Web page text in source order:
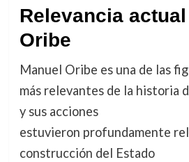
Relevancia
Oribe
Manuel Oribe es una de las
más relevantes de la historia
y sus acciones
estuvieron profundamente
construcción del Estado